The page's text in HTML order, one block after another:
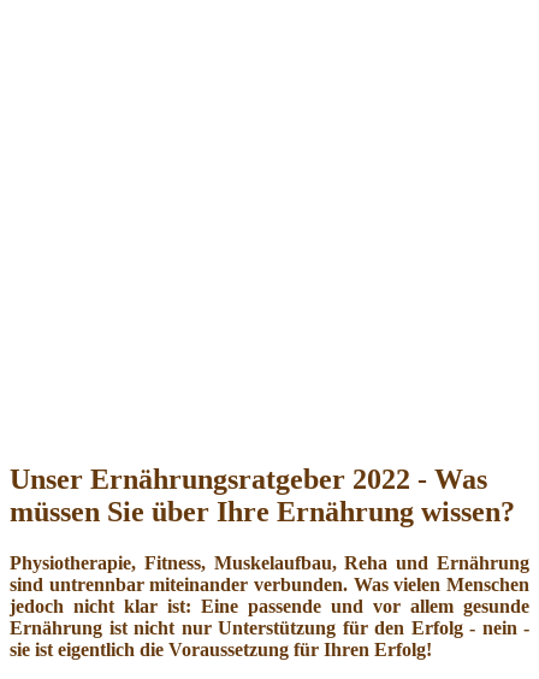
Unser Ernährungsratgeber 2022 - Was
müssen Sie über Ihre Ernährung wissen?
Physiotherapie, Fitness, Muskelaufbau, Reha und Ernährung
sind untrennbar miteinander verbunden. Was vielen Menschen
jedoch nicht klar ist: Eine passende und vor allem gesunde
Ernährung ist nicht nur Unterstützung für den Erfolg - nein -
sie ist eigentlich die Voraussetzung für Ihren Erfolg!